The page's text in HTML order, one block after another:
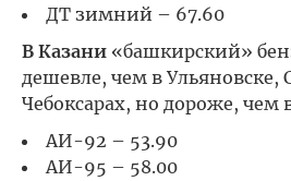
ДТ зимний – 67.60
В Казани «башкирский»
дешевле, чем в Ульяновске,
Чебоксарах, но дороже, чем
АИ-92 – 53.90
АИ-95 – 58.00